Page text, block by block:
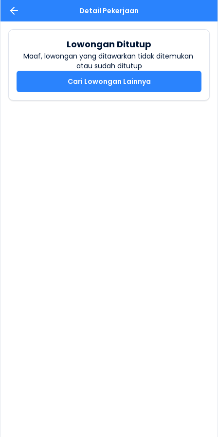
Detail Pekerjaan
Lowongan Ditutup
Maaf, lowongan yang ditawarkan tidak ditemukan
atau sudah ditutup
Cari Lowongan Lainnya